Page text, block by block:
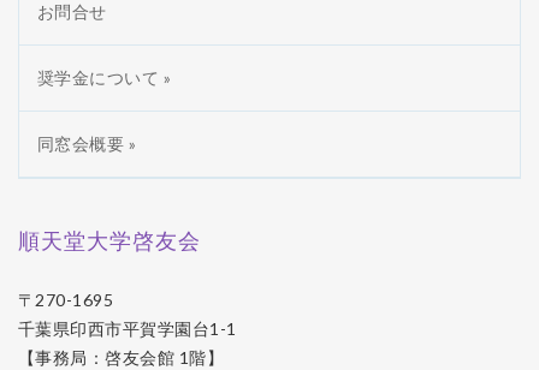
お問合せ
奨学金について »
同窓会概要 »
順天堂大学啓友会
〒270-1695
千葉県印西市平賀学園台1-1
【事務局：啓友会館 1階】